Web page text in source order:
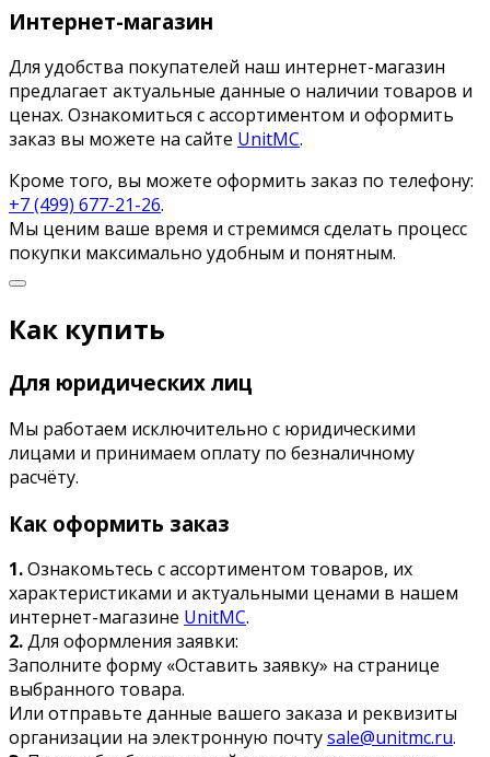
Интернет-магазин
Для удобства покупателей наш интернет-магазин
предлагает актуальные данные о наличии товаров и
ценах. Ознакомиться с ассортиментом и оформить
заказ вы можете на сайте UnitMC.
Кроме того, вы можете оформить заказ по телефону:
+7 (499) 677-21-26.
Мы ценим ваше время и стремимся сделать процесс
покупки максимально удобным и понятным.
Как купить
Для юридических лиц
Мы работаем исключительно с юридическими
лицами и принимаем оплату по безналичному
расчёту.
Как оформить заказ
1.Ознакомьтесь с ассортиментом товаров, их
характеристиками и актуальными ценами в нашем
интернет-магазине UnitMC.
2.Для оформления заявки:
Заполните форму «Оставить заявку» на странице
выбранного товара.
Или отправьте данные вашего заказа и реквизиты
организации на электронную почтуsale@unitmc.ru.